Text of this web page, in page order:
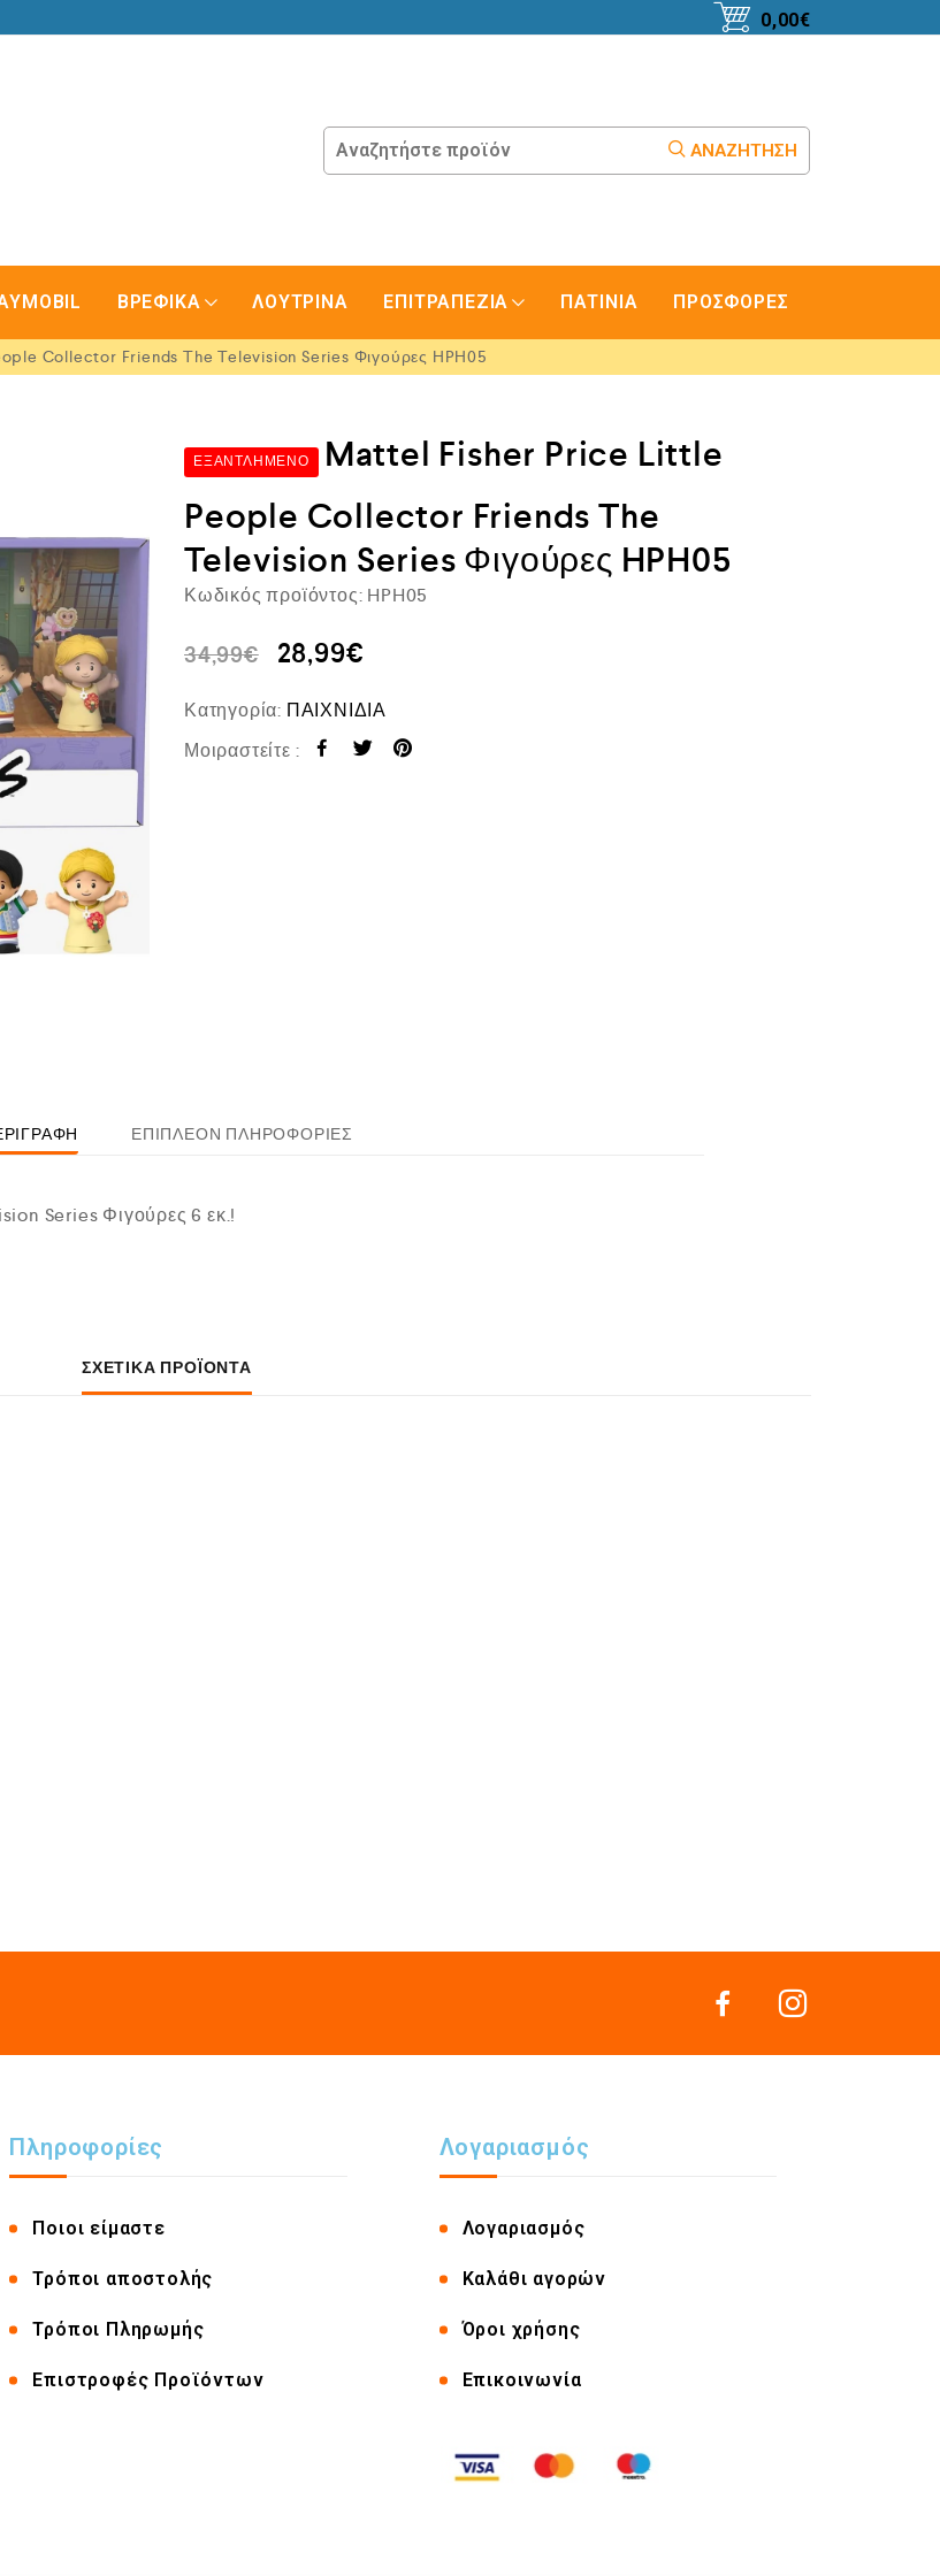
0,00€
ΑΝΑΖΉΤΗΣΗ
ΒΡΕΦΙΚΑ ΛΟΥΤΡΙΝΑ ΕΠΙΤΡΑΠΕΖΙΑ ΠΑΤΙΝΙΑ ΠΡΟΣΦΟΡΕΣ
Collector Friends The Television Series Φιγούρες HPH05
ΕΞΑΝΤΛΗΜΈΝΟ
Mattel Fisher Price Little
People Collector Friends The
Television Series Φιγούρες HPH05
Κωδικός προϊόντος: HPH05
34,99€ 28,99€
Κατηγορία: ΠΑΙΧΝΙΔΙΑ
Μοιραστείτε :
ΕΠΙΠΛΈΟΝ ΠΛΗΡΟΦΟΡΊΕΣ
Series Φιγούρες 6 εκ.!
ΣΧΕΤΙΚΆ ΠΡΟΪΌΝΤΑ
Πληροφορίες
Ποιοι είμαστε
Τρόποι αποστολής
Τρόποι Πληρωμής
Επιστροφές Προϊόντων
Λογαριασμός
Λογαριασμός
Καλάθι αγορών
Όροι χρήσης
Επικοινωνία